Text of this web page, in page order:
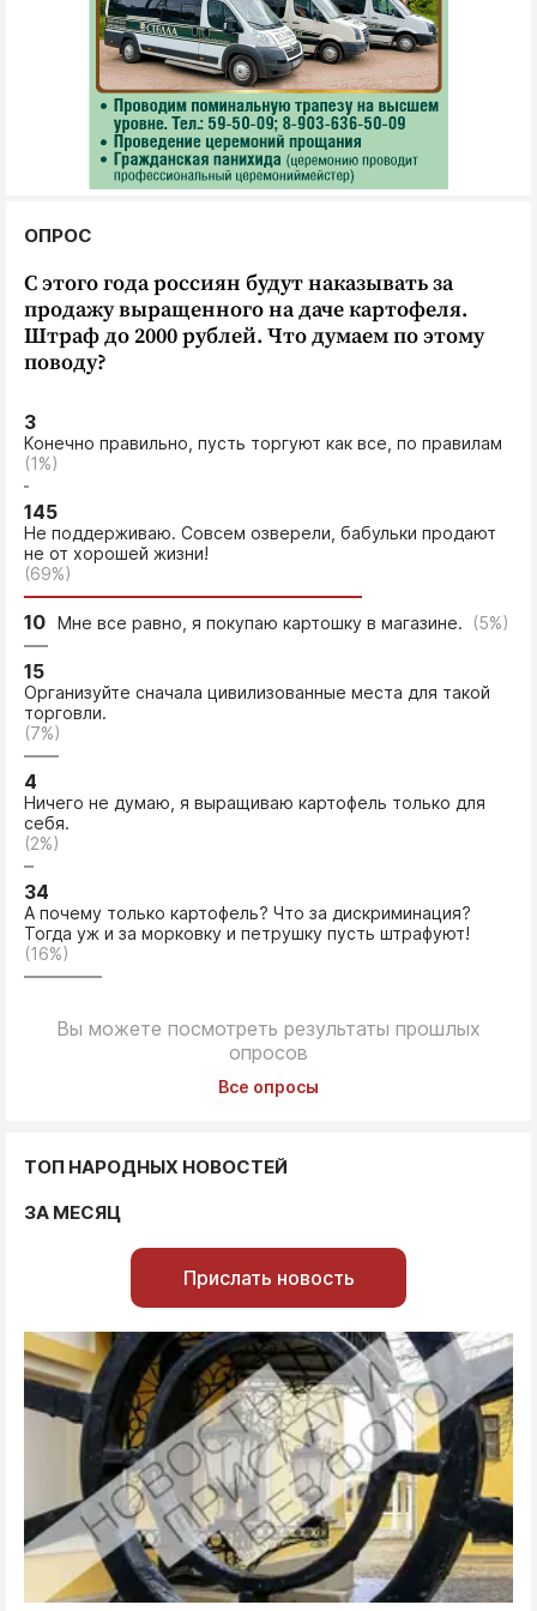
ОПРОС
С этого года россиян будут наказывать за
продажу выращенного на даче картофеля.
Штраф до 2000 рублей. Что думаем по этому
поводу?
3
Конечно правильно, пусть торгуют как все, по правилам
(1%)
145
Не поддерживаю. Совсем озверели, бабульки продают
не от хорошей жизни!
(69%)
10 Мне все равно, я покупаю картошку в магазине. (5%)
15
Организуйте сначала цивилизованные места для такой
торговли.
(7%)
4
Ничего не думаю, я выращиваю картофель только для
себя.
(2%)
34
А почему только картофель? Что за дискриминация?
Тогда уж и за морковку и петрушку пусть штрафуют!
(16%)
Вы можете посмотреть результаты прошлых
опросов
Все опросы
ТОП НАРОДНЫХ НОВОСТЕЙ
ЗА МЕСЯЦ
Прислать новость